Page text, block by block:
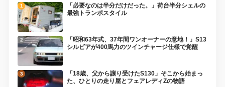
「必要なのは半分だけだった。」荷台半分シェルの
最強トランポスタイル
「昭和63年式、37年間ワンオーナーの意地！」S13
シルビアが400馬力のツインチャージ仕様で覚醒
「18歳、父から譲り受けたS130」そこから始まっ
た、ひとりの走り屋とフェアレディZの物語